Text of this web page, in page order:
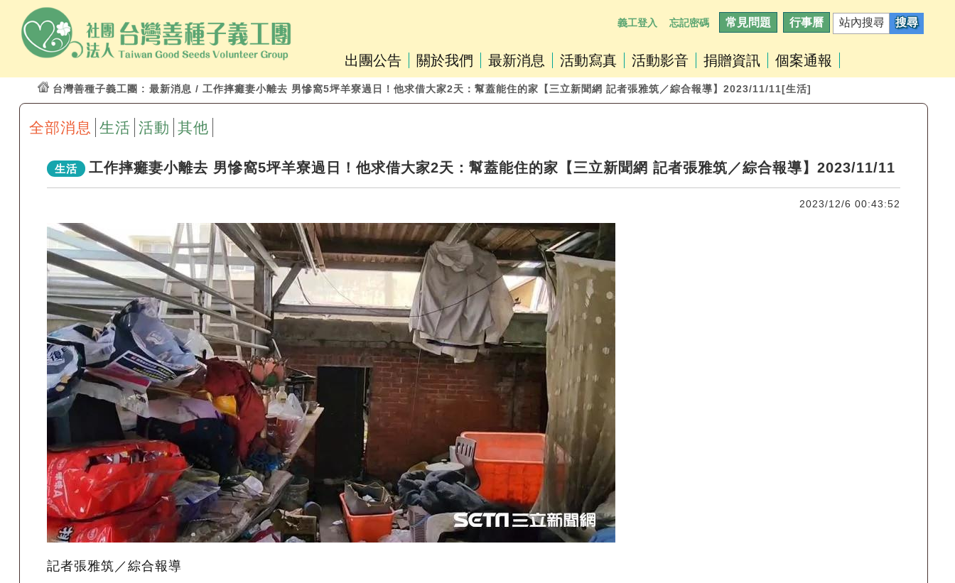
義工登入 忘記密碼 常見問題 行事曆
出團公告 關於我們 最新消息 活動寫真 活動影音 捐贈資訊 個案通報
台灣善種子義工團 : 最新消息 / 工作摔癱妻小離去 男慘窩5坪羊寮過日！他求借大家2天：幫蓋能住的家【三立新聞網 記者張雅筑／綜合報導】2023/11/11[生活]
全部消息 生活 活動 其他
生活 工作摔癱妻小離去 男慘窩5坪羊寮過日！他求借大家2天：幫蓋能住的家【三立新聞網 記者張雅筑／綜合報導】2023/11/11
2023/12/6 00:43:52
記者張雅筑／綜合報導